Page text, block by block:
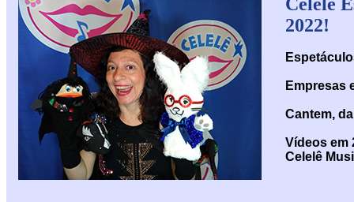
2022!
Empresas
Cantem,
Vídeos em
Celelê